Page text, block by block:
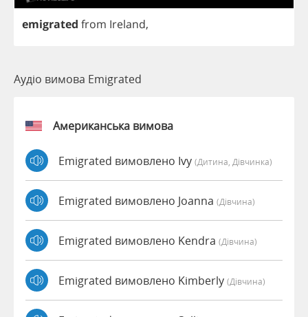
emigrated from Ireland,
Аудіо вимова Emigrated
Американська вимова
Emigrated вимовлено Ivy (дитина, Дівчинка)
Emigrated вимовлено Joanna (дівчина)
Emigrated вимовлено Kendra (дівчина)
Emigrated вимовлено Kimberly (дівчина)